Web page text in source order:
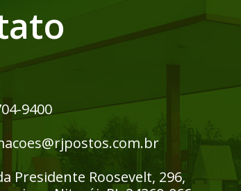
9400
Presidente Roosevelt, 296,